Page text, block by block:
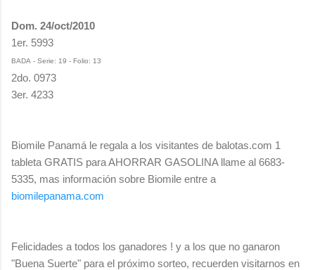
Dom. 24/oct/2010
1er. 5993
BADA - Serie: 19 - Folio: 13
2do. 0973
3er. 4233
Biomile Panamá le regala a los visitantes de balotas.com 1
tableta GRATIS para AHORRAR GASOLINA llame al 6683-
5335, mas información sobre Biomile entre a
biomilepanama.com
Felicidades a todos los ganadores ! y a los que no ganaron
"Buena Suerte" para el próximo sorteo, recuerden visitarnos en